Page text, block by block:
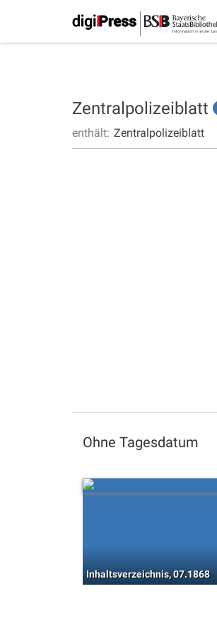
Zentralpolizeiblatt
enthält: Zentralpolizeiblatt
Ohne Tagesdatum
Inhaltsverzeichnis, 07.1868